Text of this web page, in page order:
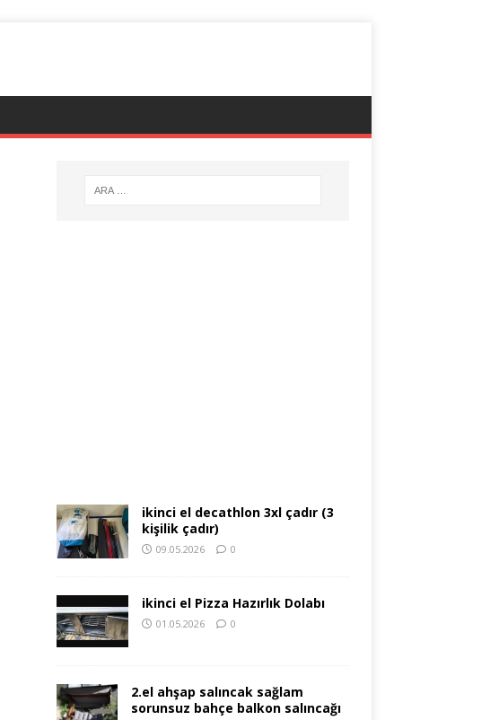
ikinci el decathlon 3xl çadır (3
kişilik çadır)
09.05.2026 0
ikinci el Pizza Hazırlık Dolabı
01.05.2026 0
2.el ahşap salıncak sağlam
sorunsuz bahçe balkon salıncağı